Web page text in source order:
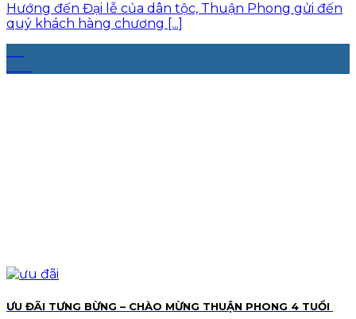
Hướng đến Đại lễ của dân tộc, Thuận Phong gửi đến
quý khách hàng chương [...]
ƯU ĐÃI TƯNG BỪNG – CHÀO MỪNG THUẬN PHONG 4 TUỔI ️️